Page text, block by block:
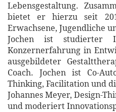
Lebensgestaltung.
bietet er hierzu seit
Erwachsene, Jugendliche
Jochen ist studierter
Konzernerfahrung in
ausgebildeter
Coach. Jochen ist Co-
Thinking, Facilitation und
Johannes Meyer, Design-
und moderiert